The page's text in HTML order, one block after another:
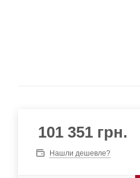
101 351 грн.
Нашли дешевле?